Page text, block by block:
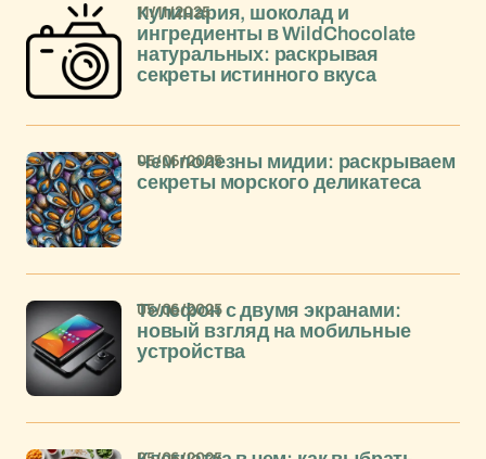
Кулинария, шоколад и
ингредиенты в WildChocolate
натуральных: раскрывая
секреты истинного вкуса
11/11/2025
Чем полезны мидии: раскрываем
секреты морского деликатеса
05/06/2025
Телефон с двумя экранами:
новый взгляд на мобильные
устройства
05/06/2025